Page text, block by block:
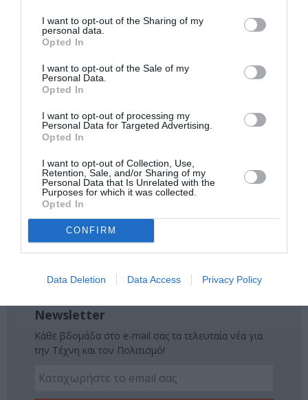
I want to opt-out of the Sharing of my
personal data.
Opted In
I want to opt-out of the Sale of my
Personal Data.
Opted In
I want to opt-out of processing my
Personal Data for Targeted Advertising.
Opted In
I want to opt-out of Collection, Use,
Retention, Sale, and/or Sharing of my
Personal Data that Is Unrelated with the
Purposes for which it was collected.
Opted In
CONFIRM
Data Deletion Data Access Privacy Policy
πλαισιώνουν μπορείτε να παρακολουθείτε στην
ιστοσελίδα τηςMONUMENTA
Πηγή: ΑΠΕ-ΜΠΕ
Ακολουθήστε το Culturenow.gr στο
Google News
μάθετε πρώτοι όλες τις ειδήσεις
Δείτε όλα τατελευταία νέαγια την Τέχνη και τον
Πολιτισμό στοCulturenow.gr
Νέοι Διαγωνισμοί
Tags
ΕΘΝΙΚΗ ΒΙΒΛΙΟΘΗΚΗ ΙΔΡΥΜΑ ΣΤΑΥΡΟΣ ΝΙΑΡΧΟΣ
Newsletter
Κάθε βδομάδα στο e-mail σας τα τελευταία νέα για
την Τέχνη και τον Πολιτισμό!